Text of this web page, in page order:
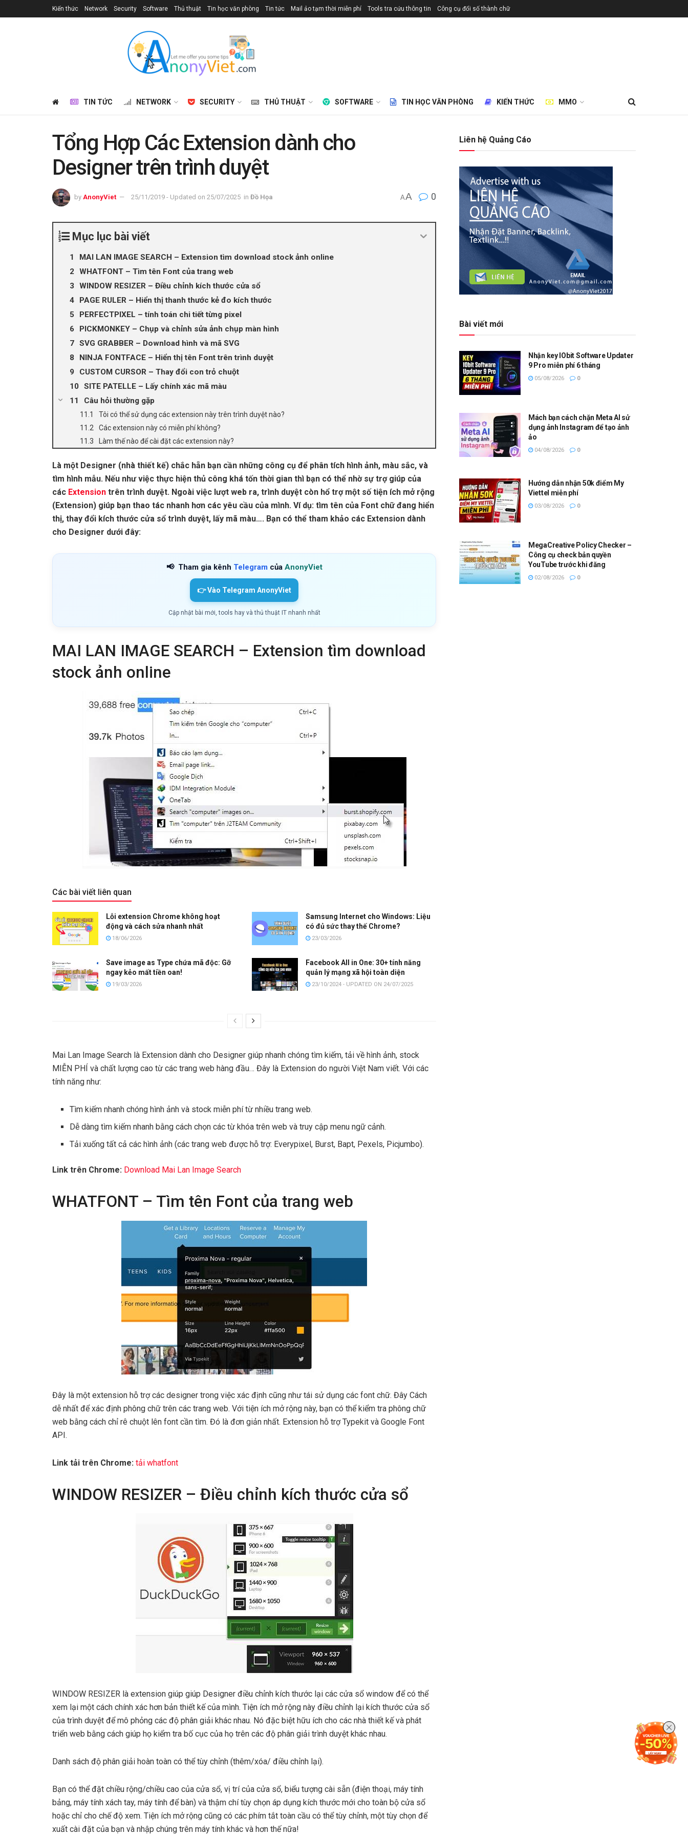
Kiến thức Network Security Software Thủ thuật Tin học văn phòng Tin tức Mail ảo tạm thời miễn phí Tools tra cứu thông tin Công cụ đổi số thành chữ
TIN TỨC NETWORK SECURITY THỦ THUẬT SOFTWARE TIN HỌC VĂN PHÒNG KIẾN THỨC MMO
Tổng Hợp Các Extension dành cho
Designer trên trình duyệt
by AnonyViet 25/11/2019 - Updated on 25/07/2025 in Đồ Họa AA 0
Mục lục bài viết
MAI LAN IMAGE SEARCH – Extension tìm download stock ảnh online
WHATFONT – Tìm tên Font của trang web
WINDOW RESIZER – Điều chỉnh kích thước cửa sổ
PAGE RULER – Hiển thị thanh thước kẻ đo kích thước
PERFECTPIXEL – tính toán chi tiết từng pixel
PICKMONKEY – Chụp và chỉnh sửa ảnh chụp màn hình
SVG GRABBER – Download hình và mã SVG
NINJA FONTFACE – Hiển thị tên Font trên trình duyệt
CUSTOM CURSOR – Thay đổi con trỏ chuột
SITE PATELLE – Lấy chính xác mã màu
Câu hỏi thường gặp
Tôi có thể sử dụng các extension này trên trình duyệt nào?
Các extension này có miễn phí không?
Làm thế nào để cài đặt các extension này?
Là một Designer (nhà thiết kế) chắc hẵn bạn cần những công cụ để phân tích hình ảnh, màu sắc, và
tìm hình mẫu. Nếu như việc thực hiện thủ công khá tốn thời gian thì bạn có thể nhờ sự trợ giúp của
các Extension trên trình duyệt. Ngoài việc lượt web ra, trình duyệt còn hổ trợ một số tiện ích mở rộng
(Extension) giúp bạn thao tác nhanh hơn các yêu cầu của mình. Ví dụ: tìm tên của Font chữ đang hiển
thị, thay đổi kích thước cửa sổ trình duyệt, lấy mã màu…. Bạn có thể tham khảo các Extension dành
cho Designer dưới đây:
📢 Tham gia kênh Telegram của AnonyViet
👉 Vào Telegram AnonyViet
Cập nhật bài mới, tools hay và thủ thuật IT nhanh nhất
MAI LAN IMAGE SEARCH – Extension tìm download
stock ảnh online
Các bài viết liên quan
Lỗi extension Chrome không hoạt
động và cách sửa nhanh nhất
18/06/2026
Samsung Internet cho Windows: Liệu
có đủ sức thay thế Chrome?
23/03/2026
Save image as Type chứa mã độc: Gỡ
ngay kẻo mất tiền oan!
19/03/2026
Facebook All in One: 30+ tính năng
quản lý mạng xã hội toàn diện
23/10/2024 - UPDATED ON 24/07/2025
Mai Lan Image Search là Extension dành cho Designer giúp nhanh chóng tìm kiếm, tải về hình ảnh, stock
MIỄN PHÍ và chất lượng cao từ các trang web hàng đầu… Đây là Extension do người Việt Nam viết. Với các
tính năng như:
Tìm kiếm nhanh chóng hình ảnh và stock miễn phí từ nhiều trang web.
Dễ dàng tìm kiếm nhanh bằng cách chọn các từ khóa trên web và truy cập menu ngữ cảnh.
Tải xuống tất cả các hình ảnh (các trang web được hỗ trợ: Everypixel, Burst, Bapt, Pexels, Picjumbo).
Link trên Chrome: Download Mai Lan Image Search
WHATFONT – Tìm tên Font của trang web
Đây là một extension hỗ trợ các designer trong việc xác định cũng như tái sử dụng các font chữ. Đây Cách
dễ nhất để xác định phông chữ trên các trang web. Với tiện ích mở rộng này, bạn có thể kiểm tra phông chữ
web bằng cách chỉ rê chuột lên font cần tìm. Đó là đơn giản nhất. Extension hỗ trợ Typekit và Google Font
API.
Link tải trên Chrome: tải whatfont
WINDOW RESIZER – Điều chỉnh kích thước cửa sổ
WINDOW RESIZER là extension giúp giúp Designer điều chỉnh kích thước lại các cửa sổ window để có thể
xem lại một cách chính xác hơn bản thiết kế của mình. Tiện ích mở rộng này điều chỉnh lại kích thước cửa sổ
của trình duyệt để mô phỏng các độ phân giải khác nhau. Nó đặc biệt hữu ích cho các nhà thiết kế và phát
triển web bằng cách giúp họ kiểm tra bố cục của họ trên các độ phân giải trình duyệt khác nhau.
Danh sách độ phân giải hoàn toàn có thể tùy chỉnh (thêm/xóa/ điều chỉnh lại).
Bạn có thể đặt chiều rộng/chiều cao của cửa sổ, vị trí của cửa sổ, biểu tượng cài sẵn (điện thoại, máy tính
bảng, máy tính xách tay, máy tính để bàn) và thậm chí tùy chọn áp dụng kích thước mới cho toàn bộ cửa sổ
hoặc chỉ cho chế độ xem. Tiện ích mở rộng cũng có các phím tắt toàn cầu có thể tùy chỉnh, một tùy chọn để
xuất cài đặt của bạn và nhập chúng trên máy tính khác và hơn thế nữa!
Liên hệ Quảng Cáo
Bài viết mới
Nhận key IObit Software Updater
9 Pro miễn phí 6 tháng
05/08/2026 0
Mách bạn cách chặn Meta AI sử
dụng ảnh Instagram để tạo ảnh
ảo
04/08/2026 0
Hướng dẫn nhận 50k điểm My
Viettel miễn phí
03/08/2026 0
MegaCreative Policy Checker –
Công cụ check bản quyền
YouTube trước khi đăng
02/08/2026 0